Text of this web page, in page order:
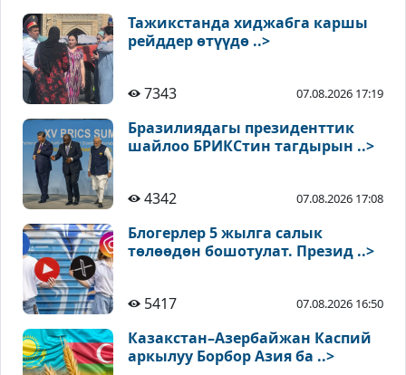
Тажикстанда хиджабга каршы
рейддер өтүүдө ..>
7343 07.08.2026 17:19
Бразилиядагы президенттик
шайлоо БРИКСтин тагдырын ..>
4342 07.08.2026 17:08
Блогерлер 5 жылга салык
төлөөдөн бошотулат. Презид ..>
5417 07.08.2026 16:50
Казакстан–Азербайжан Каспий
аркылуу Борбор Азия ба ..>